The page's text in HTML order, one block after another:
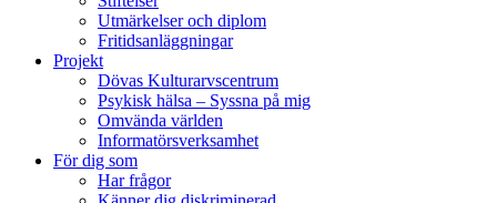
Utmärkelser och diplom
Fritidsanläggningar
Projekt
Dövas Kulturarvscentrum
Psykisk hälsa – Syssna på mig
Omvända världen
Informatörsverksamhet
För dig som
Har frågor